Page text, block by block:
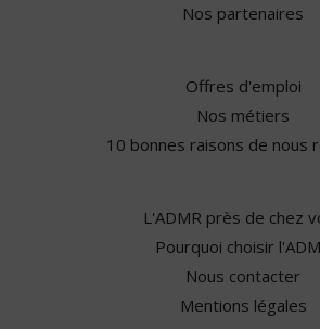
Nos partenaires
Offres d'emploi
Nos métiers
10 bonnes raisons de nous
L'ADMR près de chez
Pourquoi choisir
Nous contacter
Mentions légales